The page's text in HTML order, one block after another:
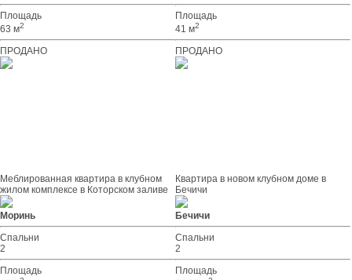
Площадь
63 м2
ПРОДАНО
Площадь
41 м2
ПРОДАНО
Меблированная квартира в клубном
жилом комплексе в Которском заливе
Моринь
Спальни
2
Площадь
Квартира в новом клубном доме в
Бечичи
Бечичи
Спальни
2
Площадь